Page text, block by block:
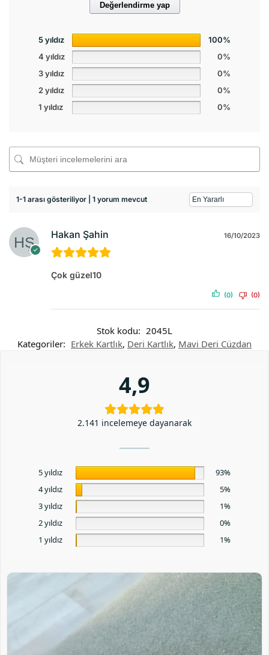
Değerlendirme yap
5 yıldız
100%
4 yıldız
0%
3 yıldız
0%
2 yıldız
0%
1 yıldız
0%
1-1 arası gösteriliyor | 1 yorum mevcut
Hakan Şahin 16/10/2023
Çok güzel10
(0) (0)
Stok kodu: 2045L
Kategoriler: Erkek Kartlık, Deri Kartlık, Mavi Deri Cüzdan
4,9
2.141 incelemeye dayanarak
5 yıldız
93%
4 yıldız
5%
3 yıldız
1%
2 yıldız
0%
1 yıldız
1%